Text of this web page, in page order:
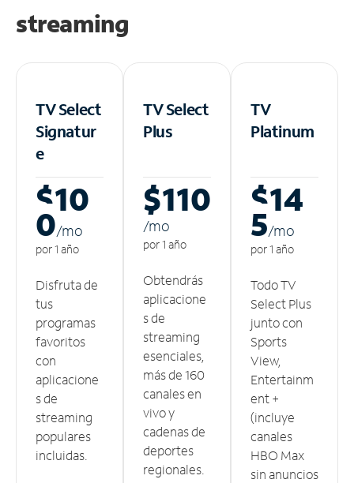
streaming
TV Select
Signatur
e
$10
0/mo
por 1 año
Disfruta de
tus
programas
favoritos
con
aplicacione
s de
streaming
populares
incluidas.
TV Select
Plus
$110
/mo
por 1 año
Obtendrás
aplicacione
s de
streaming
esenciales,
más de 160
canales en
vivo y
cadenas de
deportes
regionales.
TV
Platinum
$14
5/mo
por 1 año
Todo TV
Select Plus
junto con
Sports
View,
Entertainm
ent +
(incluye
canales
HBO Max
sin anuncios